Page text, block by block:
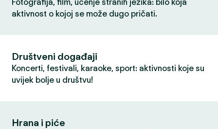
Fotografija, film, učenje stranih jezika: bilo koja
aktivnost o kojoj se može dugo pričati.
Društveni događaji
Koncerti, festivali, karaoke, sport: aktivnosti koje su
uvijek bolje u društvu!
Hrana i piće